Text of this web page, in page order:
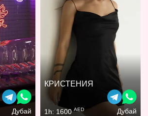
Дубай
КРИСТЕНИЯ
1h: 1600AED Дубай